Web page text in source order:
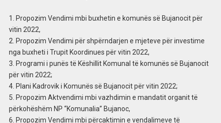
1. Propozim Vendimi mbi buxhetin e komunës së Bujanocit për
vitin 2022,
2. Propozim Vendimi për shpërndarjen e mjeteve për investime
nga buxheti i Trupit Koordinues për vitin 2022,
3. Programi i punës të Këshillit Komunal të komunës së Bujanocit
për vitin 2022;
4. Plani Kadrovik i Komunës së Bujanocit për vitin 2022;
5. Propozim Aktvendimi mbi vazhdimin e mandatit organit të
përkohëshëm NP “Komunalia” Bujanoc,
6. Propozim Vendimi mbi përcaktimin e vendalimeve të